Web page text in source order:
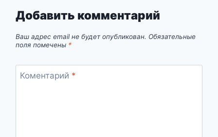
Добавить комментарий
Ваш адрес email не будет опубликован. Обязательные
поля помечены *
Коментарий *